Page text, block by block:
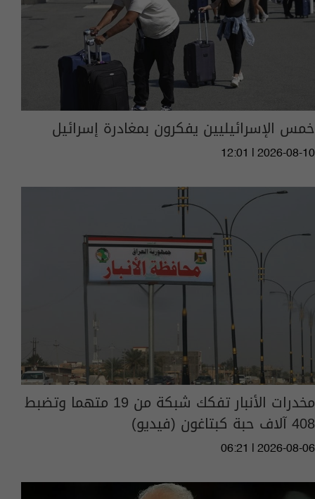
خمس الإسرائيليين يفكرون بمغادرة إسرائيل
12:01 | 2026-08-10
مخدرات الأنبار تفكك شبكة من 19 متهما وتضبط
408 آلاف حبة كبتاغون (فيديو)
06:21 | 2026-08-06